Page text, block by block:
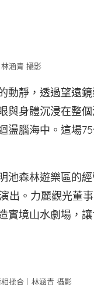
涵青 攝影
動靜，透過望遠
與身體沉浸在整
盪腦海中。這場
森林遊樂區的經
出。力麗觀光董
實境山水劇場，
揉合｜林涵青 攝影